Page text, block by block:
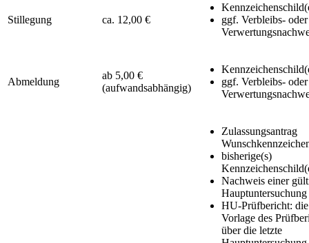
Stillegung ca. 12,00 €
ggf. Verbleibs- oder
Abmeldung
ab 5,00 €
(aufwandsabhängig)
ggf. Verbleibs- oder
Zulassungsantrag
bisherige(s)
Nachweis einer
Hauptuntersuchung
HU-Prüfbericht: die
Vorlage des
über die letzte